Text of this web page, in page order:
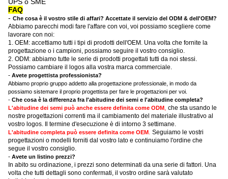
FAQ
- Che cosa è il vostro stile di affari? Accettate il servizio del ODM & dell'OEM?
Abbiamo parecchi modi fare l'affare con voi, voi possiamo scegliere come
lavorare con noi:
1. OEM: accettiamo tutti i tipi di prodotti dell'OEM. Una volta che fornite la
progettazione o i campioni, possiamo seguire il vostro consiglio.
2. ODM: abbiamo tutte le serie di prodotti progettati tutti da noi stessi.
Possiamo cambiare il logos alla vostra marca commerciale.
- Avete progettista professionista?
Abbiamo proprio gruppo addetto alla progettazione professionale, in modo da
possiamo sistemare il proprio progettista per fare le progettazioni per voi.
- Che cosa è la differenza fra l'abitudine dei semi e l'abitudine completa?
L'abitudine dei semi può anche essere definita come ODM, che sta usando le
nostre progettazioni correnti ma il cambiamento del materiale illustrativo al
vostro logos. Il termine d'esecuzione è di intorno 3 settimane.
L'abitudine completa può essere definita come OEM. Seguiamo le vostri
progettazioni o modelli forniti dal vostro lato e continuiamo l'ordine che
segue il vostro consiglio.
- Avete un listino prezzi?
In abito su ordinazione, i prezzi sono determinati da una serie di fattori. Una
volta che tutti dettagli sono confermati, il vostro ordine sarà valutato